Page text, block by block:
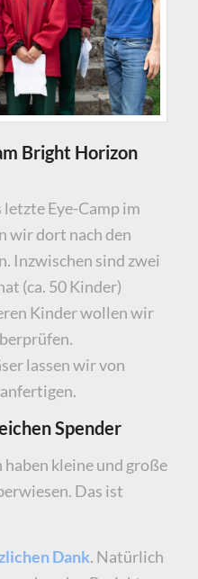
Bright Horizon
Eye-Camp im
wir dort nach den
Inzwischen sind zwei
(ca. 50 Kinder)
Kinder wollen wir
lassen wir von
Spender
kleine und große
Das ist
Dank. Natürlich